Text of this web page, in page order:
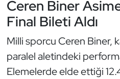
Ceren Biner
Final Bileti Aldı
Milli sporcu Ceren Biner,
paralel aletindeki
Elemelerde elde ettiği
Kano ve Rafting
Karate
Kayak